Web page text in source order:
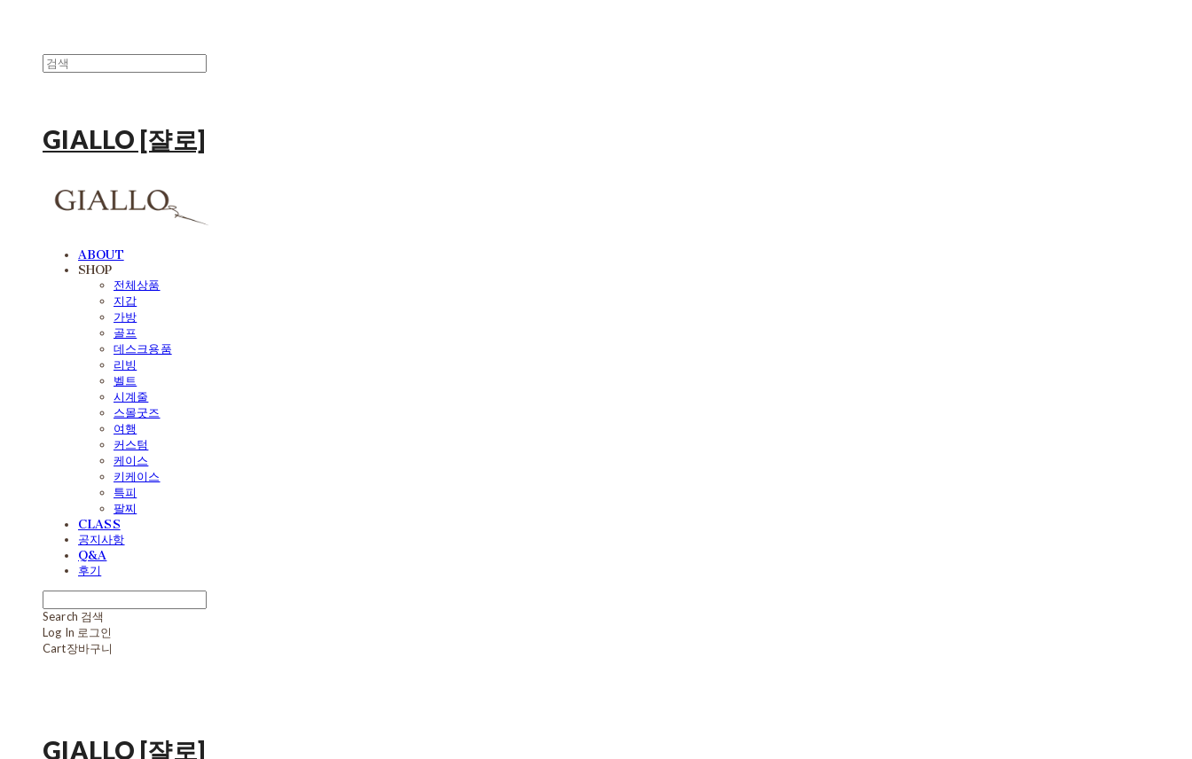
GIALLO [쟐로]
ABOUT
SHOP
전체상품
지갑
가방
골프
데스크용품
리빙
벨트
시계줄
스몰굿즈
여행
커스텀
케이스
키케이스
특피
팔찌
CLASS
공지사항
Q&A
후기
Search 검색
Log In 로그인
Cart장바구니
GIALLO [쟐로]